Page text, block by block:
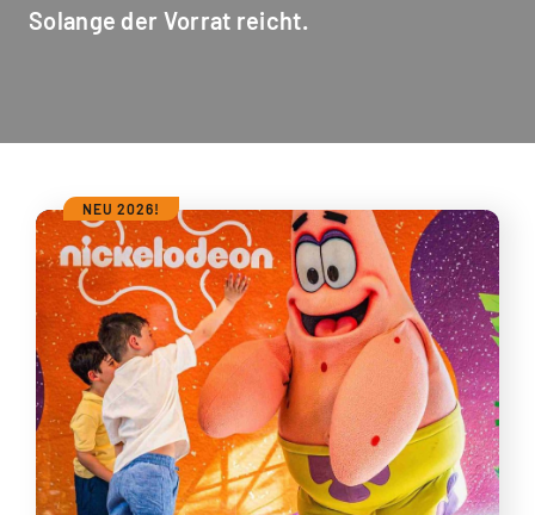
Solange der Vorrat reicht.
NEU 2026!